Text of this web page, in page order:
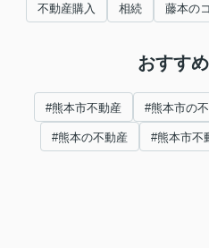
不動産購入 相続 藤本の
おすす
#熊本市不動産 #熊本市の
#熊本の不動産 #熊本市不